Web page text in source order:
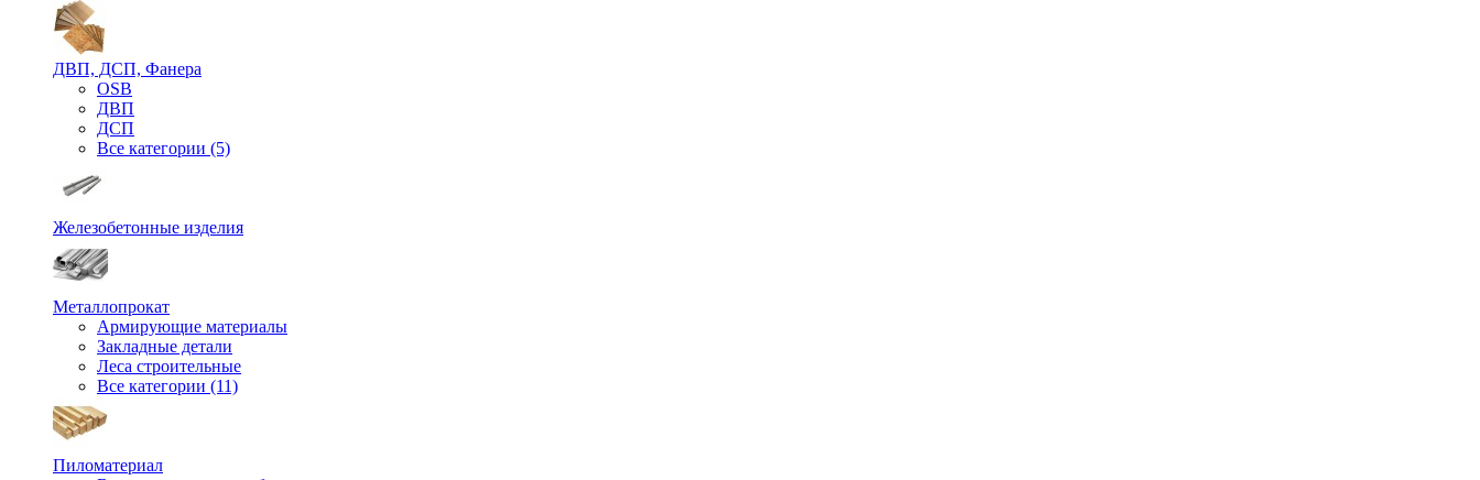
ДВП, ДСП, Фанера
OSB
ДВП
ДСП
Все категории (5)
Железобетонные изделия
Металлопрокат
Армирующие материалы
Закладные детали
Леса строительные
Все категории (11)
Пиломатериал